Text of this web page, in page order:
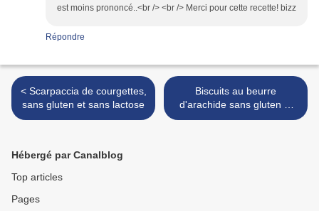
est moins prononcé..<br /> <br /> Merci pour cette recette! bizz
Répondre
< Scarpaccia de courgettes,
sans gluten et sans lactose
Biscuits au beurre
d'arachide sans gluten et
sans cuisson >
Hébergé par Canalblog
Top articles
Pages